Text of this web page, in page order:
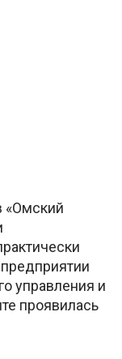
«Омский
управления и
проявилась